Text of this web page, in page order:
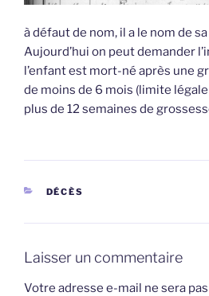
à défaut de nom, il a le nom de
Aujourd’hui on peut demander
l’enfant est mort-né après une
de moins de 6 mois (limite
plus de 12 semaines de
CATÉGORIES
DÉCÈS
Laisser un commentaire
Votre adresse e-mail ne sera